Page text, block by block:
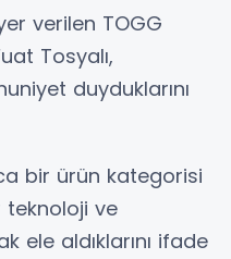
verilen TOGG
Tosyalı,
duyduklarını
bir ürün kategorisi
ve
ele aldıklarını ifade